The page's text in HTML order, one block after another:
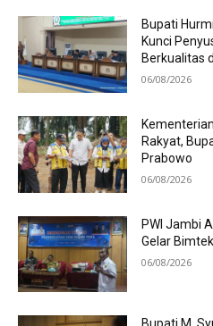
Bupati
Kunci
Berkualitas
06/08/2026
Rakyat,
Prabowo
06/08/2026
PWI Jambi
Gelar
06/08/2026